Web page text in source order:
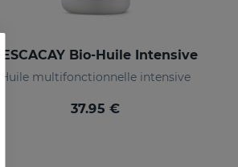
SESCACAY Bio-Huile Intensive
Huile multifonctionnelle intensive
37.95 €